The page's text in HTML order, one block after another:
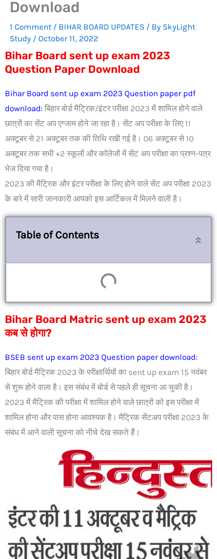
Download
1 Comment / BIHAR BOARD UPDATES / By SkyLight
Study / October 11, 2022
Bihar Board sent up exam 2023
Question Paper Download
Bihar Board sent up exam 2023 Question paper pdf
download: बिहार बोर्ड मैट्रिक/इंटर परीक्षा 2023 में शामिल होने वाले
छात्रों का सेंट अप एग्जाम होने जा रहा है। सेंट अप परीक्षा के लिए 11
अक्टूबर से 21 अक्टूबर तक की तिथि रखी गई है। 06 अक्टूबर से 10
अक्टूबर तक सभी +2 स्कूलों और कॉलेजों में सेंट अप परीक्षा का प्रश्न-पत्र
भेज दिया गया है।
2023 की मैट्रिक और इंटर परीक्षा के लिए होने वाले सेंट अप परीक्षा 2023
के बारे में सारी जानकारी आपको इस आर्टिकल में मिलने वाली है।
Table of Contents
Bihar Board Matric sent up exam 2023
कब से होगा?
BSEB sent up exam 2023 Question paper download:
बिहार बोर्ड मैट्रिक 2023 के परीक्षार्थियों का sent up exam 15 नवंबर
से शुरू होने वाला है। इस संबंध में बोर्ड से पहले ही सूचना आ चुकी है।
2023 में मैट्रिक की परीक्षा में शामिल होने वाले छात्रों को इस परीक्षा में
शामिल होना और पास होना आवश्यक है। मैट्रिक सेंटअप परीक्षा 2023 के
संबंध में आने वाली सूचना को नीचे देख सकते हैं।